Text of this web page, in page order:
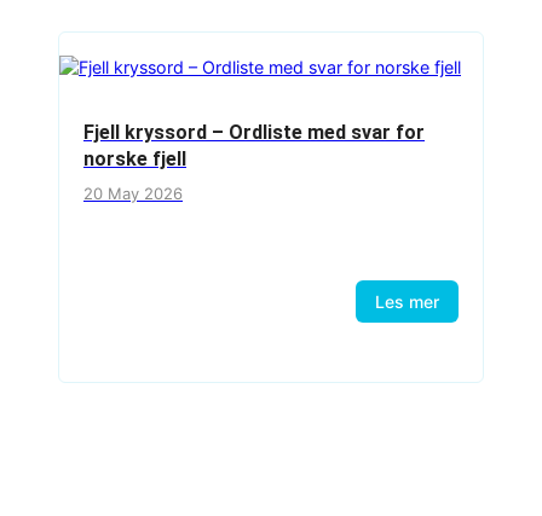
Fjell kryssord – Ordliste med svar for
norske fjell
20 May 2026
Les mer